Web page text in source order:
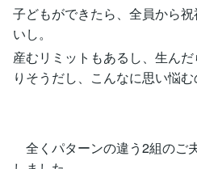
子どもができたら、全員から
いし。
産むリミットもあるし、生ん
りそうだし、こんなに思い悩む
全くパターンの違う2組のご